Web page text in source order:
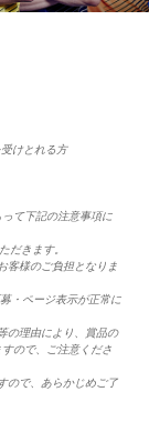
けとれる方
て下記の注意事項に
だきます。
客様のご負担となりま
・ページ表示が正常に
の理由により、賞品の
ので、ご注意くださ
ので、あらかじめご了